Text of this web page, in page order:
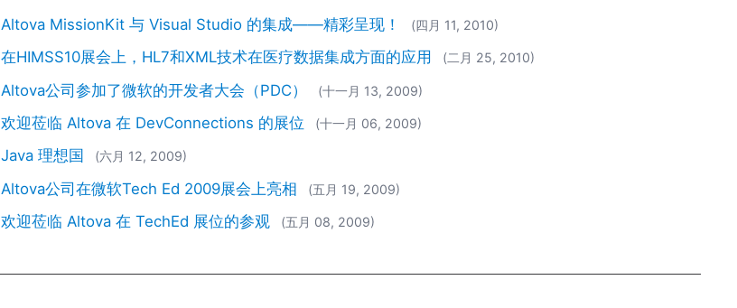
Altova MissionKit 与 Visual Studio 的集成——精彩呈现！ (四月 11, 2010)
在HIMSS10展会上，HL7和XML技术在医疗数据集成方面的应用 (二月 25, 2010)
Altova公司参加了微软的开发者大会（PDC） (十一月 13, 2009)
欢迎莅临 Altova 在 DevConnections 的展位 (十一月 06, 2009)
Java 理想国 (六月 12, 2009)
Altova公司在微软Tech Ed 2009展会上亮相 (五月 19, 2009)
欢迎莅临 Altova 在 TechEd 展位的参观 (五月 08, 2009)